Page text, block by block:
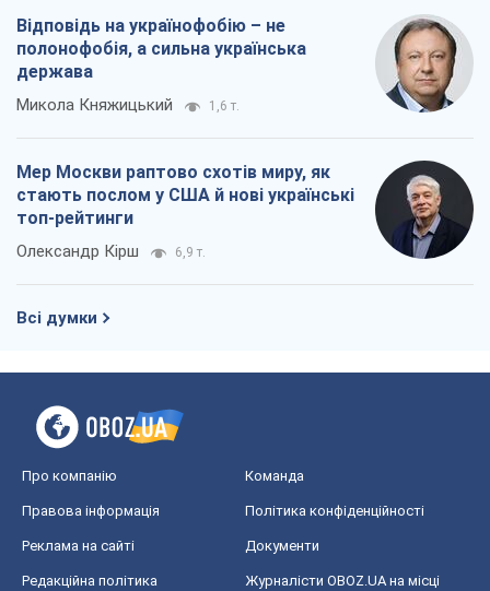
Відповідь на українофобію – не
полонофобія, а сильна українська
держава
Микола Княжицький 1,6 т.
Мер Москви раптово схотів миру, як
стають послом у США й нові українські
топ-рейтинги
Олександр Кірш 6,9 т.
Всі думки
Про компанію Команда
Правова інформація Політика конфіденційності
Реклама на сайті Документи
Редакційна політика
Журналісти OBOZ.UA на місці